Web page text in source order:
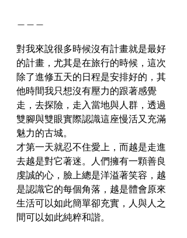
對我來說很多時候沒有計畫就是最好
的計畫，尤其是在旅行的時候，這次
除了進修五天的日程是安排好的，其
他時間我只想沒有壓力的跟著感覺
走，去探險，走入當地與人群，透過
雙腳與雙眼實際認識這座慢活又充滿
魅力的古城。
才第一天就忍不住愛上，而越是走進
去越是對它著迷。人們擁有一顆善良
虔誠的心，臉上總是洋溢著笑容，越
是認識它的每個角落，越是體會原來
生活可以如此簡單卻充實，人與人之
間可以如此純粹和諧。